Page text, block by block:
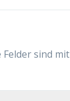
sind mit